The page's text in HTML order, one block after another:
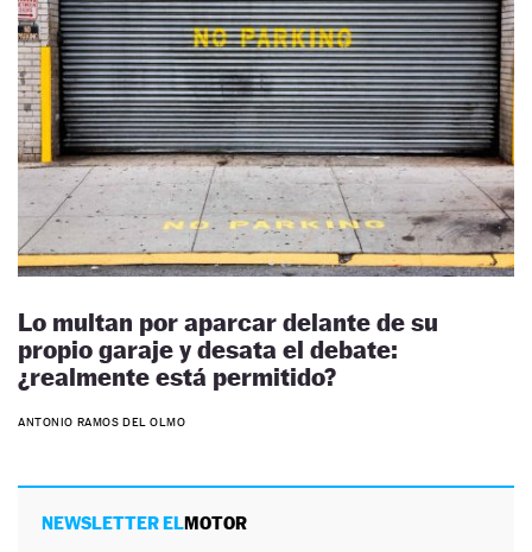
Lo multan por aparcar delante de su
propio garaje y desata el debate:
¿realmente está permitido?
ANTONIO RAMOS DEL OLMO
NEWSLETTER ELMOTOR